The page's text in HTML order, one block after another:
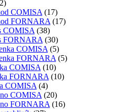
COMISA (17)
FORNARA (17)
COMISA (38)
FORNARA (30)
COMISA (5)
FORNARA (5)
COMISA (10)
FORNARA (10)
COMISA (4)
COMISA (20)
FORNARA (16)